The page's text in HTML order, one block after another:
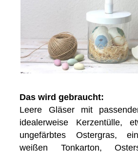
Das wird gebraucht:
Leere Gläser mit
idealerweise Kerzentülle,
ungefärbtes Ostergras,
weißen Tonkarton,